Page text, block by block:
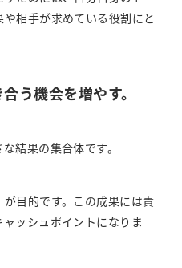
相手が求めている役割にと
う機会を増やす。
結果の集合体です。
目的です。この成果には責
ッシュポイントになりま